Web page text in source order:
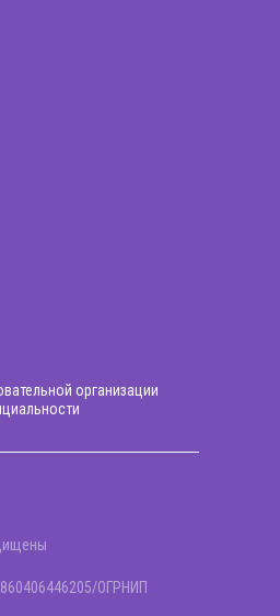
организации
ОГРНИП